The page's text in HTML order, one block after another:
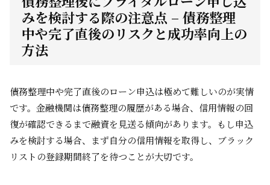
みを検討する際の注意点 – 債務整理
中や完了直後のリスクと成功率向上の
方法
債務整理中や完了直後のローン申込は極めて難しいのが実情
です。金融機関は債務整理の履歴がある場合、信用情報の回
復が確認できるまで融資を見送る傾向があります。もし申込
みを検討する場合、まず自分の信用情報を取得し、ブラック
リストの登録期間終了を待つことが大切です。